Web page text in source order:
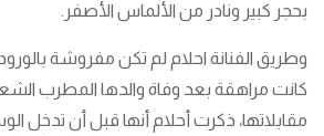
بحجر كبير ونادر من الألماس الأصفر.
وطريق الفنانة احلام لم تكن مفروشة
كانت مراهقة بعد وفاة والدها المطرب
مقابلاتها، ذكرت أحلام أنها قبل أن تدخل